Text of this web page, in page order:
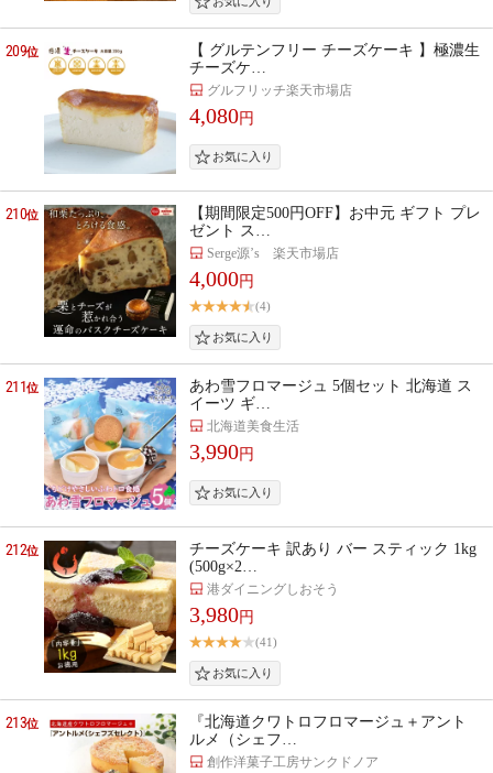
209位
【 グルテンフリー チーズケーキ 】極濃生
チーズケ…
グルフリッチ楽天市場店
4,080円
210位
【期間限定500円OFF】お中元 ギフト プレ
ゼント ス…
Serge源’s 楽天市場店
4,000円
(4)
211位
あわ雪フロマージュ 5個セット 北海道 ス
イーツ ギ…
北海道美食生活
3,990円
212位
チーズケーキ 訳あり バー スティック 1kg
(500g×2…
港ダイニングしおそう
3,980円
(41)
213位
『北海道クワトロフロマージュ＋アント
ルメ（シェフ…
創作洋菓子工房サンクドノア